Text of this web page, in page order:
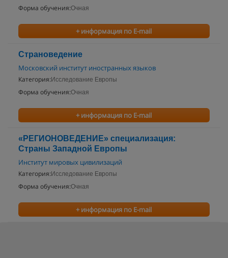
Форма обучения:Очная
+ информация по E-mail
Страноведение
Московский институт иностранных языков
Категория: Исследование Европы
Форма обучения:Очная
+ информация по E-mail
«РЕГИОНОВЕДЕНИЕ» специализация:
Страны Западной Европы
Институт мировых цивилизаций
Категория: Исследование Европы
Форма обучения:Очная
+ информация по E-mail